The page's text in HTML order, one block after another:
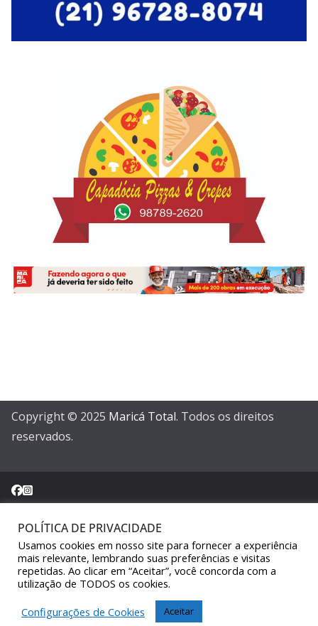
Copyright © 2025 Maricá Total. Todos os direitos
reservados.
POLÍTICA DE PRIVACIDADE
Usamos cookies em nosso site para fornecer a experiência
mais relevante, lembrando suas preferências e visitas
repetidas. Ao clicar em “Aceitar”, você concorda com a
utilização de TODOS os cookies.
Configurações de Cookies
Aceitar
Sair da versão mobile